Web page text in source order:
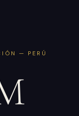
— PERÚ